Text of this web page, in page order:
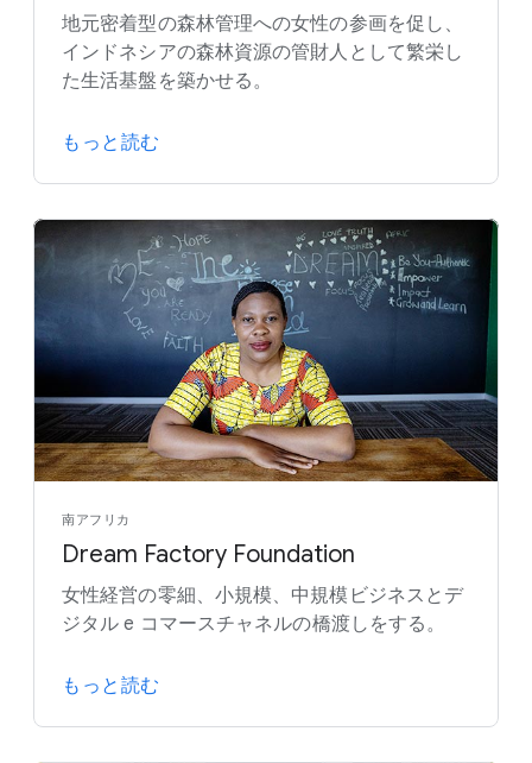
地元密着型の森林管理への女性の参画を促し、
インドネシアの森林資源の管財人として繁栄し
た生活基盤を築かせる。
もっと読む
南アフリカ
Dream Factory Foundation
女性経営の零細、小規模、中規模ビジネスとデ
ジタル e コマースチャネルの橋渡しをする。
もっと読む